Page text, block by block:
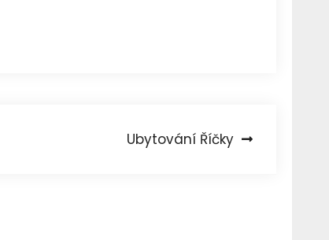
Ubytování Říčky